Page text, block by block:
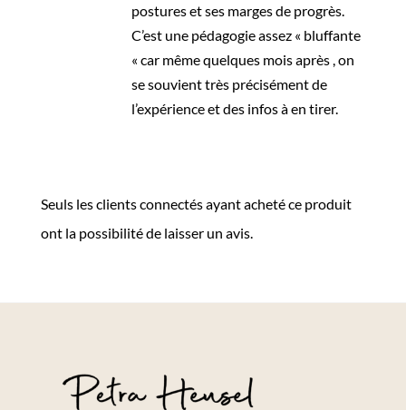
postures et ses marges de progrès.
C’est une pédagogie assez « bluffante
« car même quelques mois après , on
se souvient très précisément de
l’expérience et des infos à en tirer.
Seuls les clients connectés ayant acheté ce produit
ont la possibilité de laisser un avis.